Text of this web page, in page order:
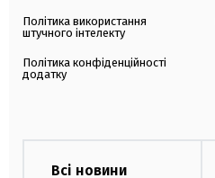
Політика використання
штучного інтелекту
Політика конфіденційності
додатку
Всі новини